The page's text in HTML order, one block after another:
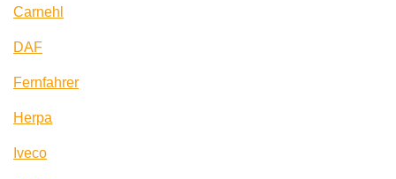
Carnehl
DAF
Fernfahrer
Herpa
Iveco